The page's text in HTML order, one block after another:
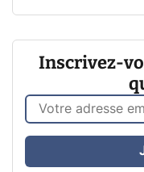
Inscrivez-